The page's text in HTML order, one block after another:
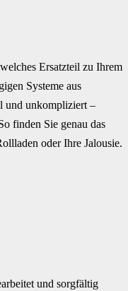
Ersatzteil zu Ihrem
Systeme aus
und unkompliziert –
finden Sie genau das
oder Ihre Jalousie.
und sorgfältig